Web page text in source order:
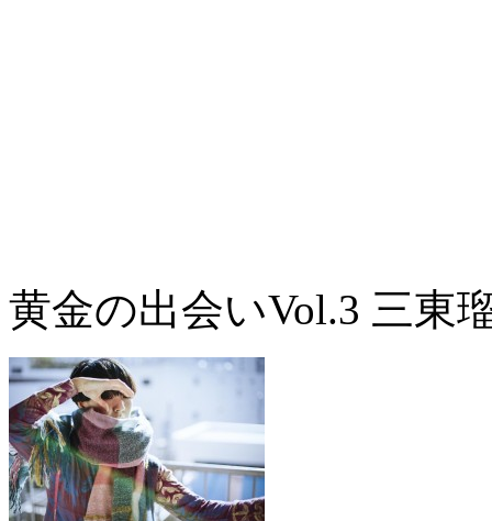
黄金の出会いVol.3 三東